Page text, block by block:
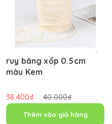
ruy băng xốp 0.5cm
màu Kem
38.400₫ 40.000₫
Thêm vào giỏ hàng